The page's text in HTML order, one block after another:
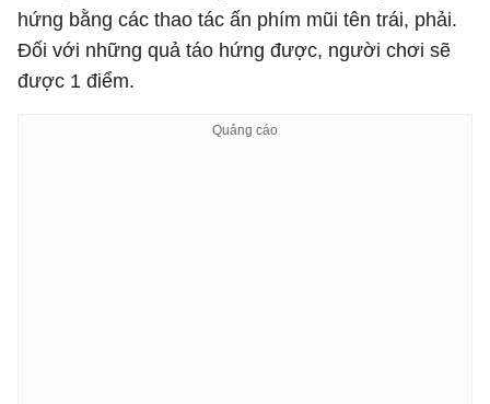
hứng bằng các thao tác ấn phím mũi tên trái, phải.
Đối với những quả táo hứng được, người chơi sẽ
được 1 điểm.